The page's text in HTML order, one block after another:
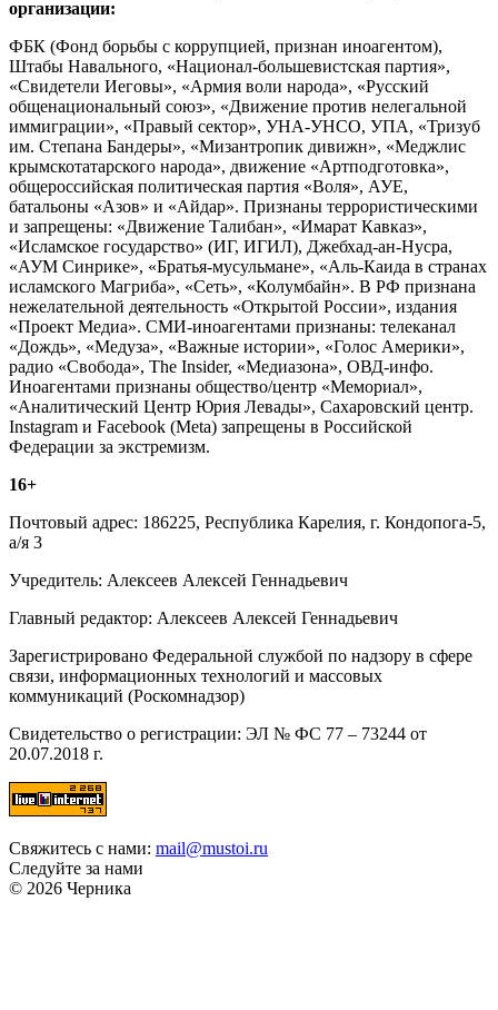
организации:
ФБК (Фонд борьбы с коррупцией, признан иноагентом),
Штабы Навального, «Национал-большевистская партия»,
«Свидетели Иеговы», «Армия воли народа», «Русский
общенациональный союз», «Движение против нелегальной
иммиграции», «Правый сектор», УНА-УНСО, УПА, «Тризуб
им. Степана Бандеры», «Мизантропик дивижн», «Меджлис
крымскотатарского народа», движение «Артподготовка»,
общероссийская политическая партия «Воля», АУЕ,
батальоны «Азов» и «Айдар». Признаны террористическими
и запрещены: «Движение Талибан», «Имарат Кавказ»,
«Исламское государство» (ИГ, ИГИЛ), Джебхад-ан-Нусра,
«АУМ Синрике», «Братья-мусульмане», «Аль-Каида в странах
исламского Магриба», «Сеть», «Колумбайн». В РФ признана
нежелательной деятельность «Открытой России», издания
«Проект Медиа». СМИ-иноагентами признаны: телеканал
«Дождь», «Медуза», «Важные истории», «Голос Америки»,
радио «Свобода», The Insider, «Медиазона», ОВД-инфо.
Иноагентами признаны общество/центр «Мемориал»,
«Аналитический Центр Юрия Левады», Сахаровский центр.
Instagram и Facebook (Metа) запрещены в Российской
Федерации за экстремизм.
16+
Почтовый адрес: 186225, Республика Карелия, г. Кондопога-5,
а/я 3
Учредитель: Алексеев Алексей Геннадьевич
Главный редактор: Алексеев Алексей Геннадьевич
Зарегистрировано Федеральной службой по надзору в сфере
связи, информационных технологий и массовых
коммуникаций (Роскомнадзор)
Свидетельство о регистрации: ЭЛ № ФС 77 – 73244 от
20.07.2018 г.
Свяжитесь с нами: mail@mustoi.ru
Следуйте за нами
© 2026 Черника